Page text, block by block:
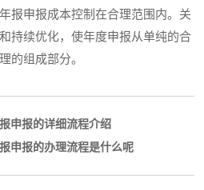
报申报成本控制在合理范围内。关
持续优化，使年度申报从单纯的合
的组成部分。
申报的详细流程介绍
申报的办理流程是什么呢